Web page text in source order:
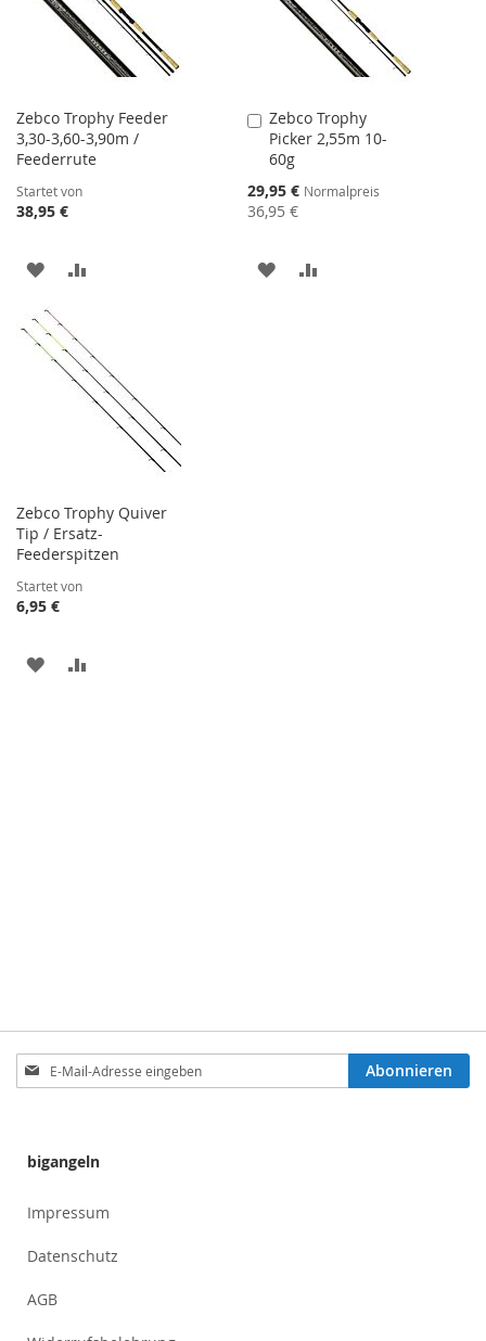
Zebco Trophy Feeder
3,30-3,60-3,90m /
Feederrute
Startet von
38,95 €
ZUR
WUNSCHLISTE
HINZUFÜGEN
Zebco Trophy
Picker 2,55m 10-
60g
Sonderangebot
29,95 € Normalpreis
36,95 €
In
den
Warenkorb
ZUR
Zebco Trophy Quiver
Tip / Ersatz-
Feederspitzen
Startet von
6,95 €
ZUR
Anmeldung
zum
Abonnieren
bigangeln
Impressum
Datenschutz
AGB